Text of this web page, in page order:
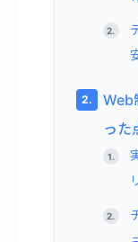
Web
った